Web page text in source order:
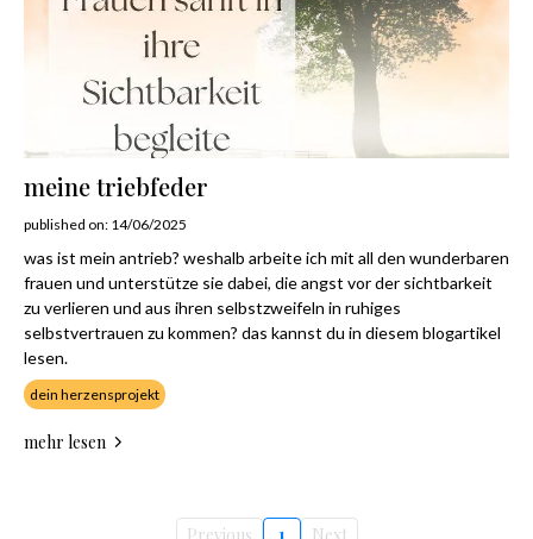
meine triebfeder
published on: 14/06/2025
was ist mein antrieb? weshalb arbeite ich mit all den wunderbaren
frauen und unterstütze sie dabei, die angst vor der sichtbarkeit
zu verlieren und aus ihren selbstzweifeln in ruhiges
selbstvertrauen zu kommen? das kannst du in diesem blogartikel
lesen.
dein herzensprojekt
mehr lesen
Previous 1 Next